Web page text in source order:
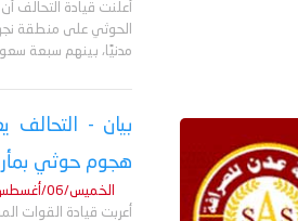
أعلنت قيادة التحالف
مدنيًا، بينهم سبعة
بيان -
هجوم حوثي
الخميس/06/أغسطس/2026 - 11:51 م
أعربت قيادة القوات